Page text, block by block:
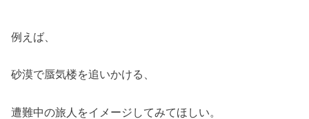
例えば、
砂漠で蜃気楼を追いかける、
遭難中の旅人をイメージしてみてほしい。